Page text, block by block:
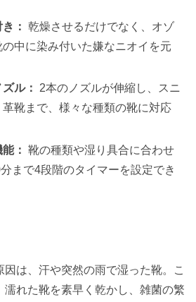
： 乾燥させるだけでなく、オゾ
中に染み付いた嫌なニオイを元
ル：
2本のノズルが伸縮し、スニ
靴まで、様々な種類の靴に対応
： 靴の種類や湿り具合に合わせ
まで4段階のタイマーを設定でき
は、汗や突然の雨で湿った靴。こ
濡れた靴を素早く乾かし、雑菌の繁